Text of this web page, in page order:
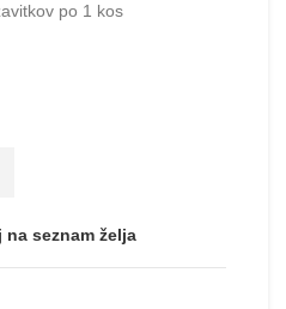
po 1 kos
na seznam želja